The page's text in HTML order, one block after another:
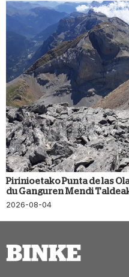
Pirinioetako Punta de las
du Ganguren Mendi
2026-08-04